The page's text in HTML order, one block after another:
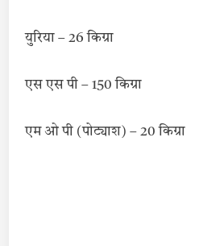
युरिया – 26 किग्रा
एस एस पी – 150 किग्रा
एम ओ पी (पोट्याश) – 20 किग्रा